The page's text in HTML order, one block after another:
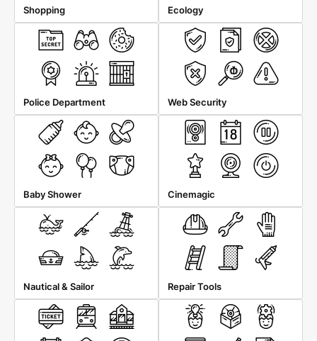
Shopping Ecology
Police Department Web Security
Baby Shower Cinemagic
Nautical & Sailor Repair Tools